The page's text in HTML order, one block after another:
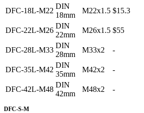
DFC-18L-M22
DIN
18mm
M22x1.5 $15.3
DFC-22L-M26
DIN
22mm
M26x1.5 $55
DFC-28L-M33
DIN
28mm
M33x2 -
DFC-35L-M42
DIN
35mm
M42x2 -
DFC-42L-M48
DIN
42mm
M48x2 -
DFC-S-M